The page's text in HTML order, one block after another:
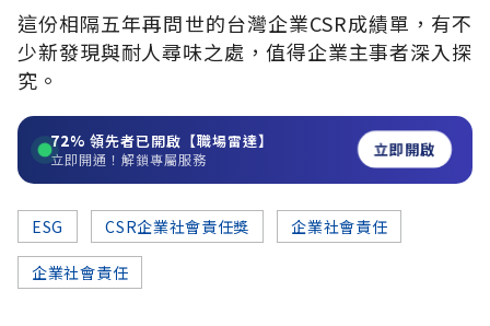
這份相隔五年再問世的台灣企業CSR成績單，有不
少新發現與耐人尋味之處，值得企業主事者深入探
究。
72% 領先者已開啟【職場雷達】
立即開通！解鎖專屬服務 立即開啟
ESG CSR企業社會責任獎 企業社會責任
企業社會責任